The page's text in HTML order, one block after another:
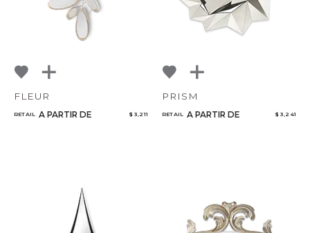
FLEUR
RETAIL A PARTIR DE $ 3,211
PRISM
RETAIL A PARTIR DE $ 3,241